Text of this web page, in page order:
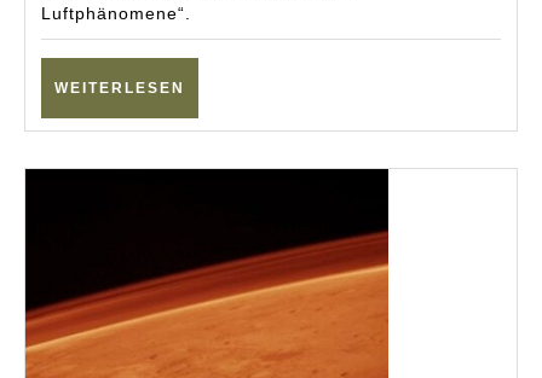
Luftphänomene“.
WEITERLESEN